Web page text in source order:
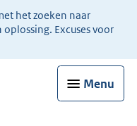
het zoeken naar
Excuses voor
Menu